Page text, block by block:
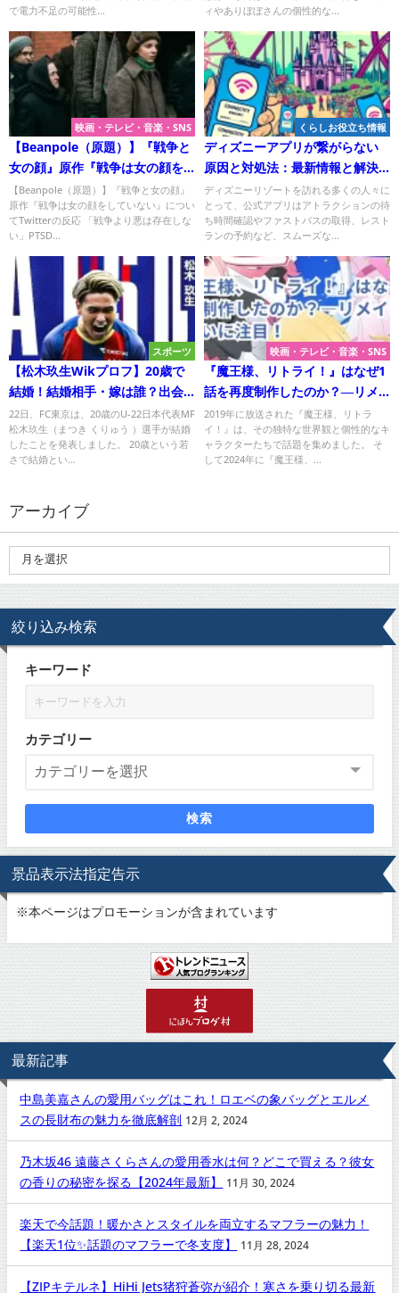
で電力不足の可能性...
ィやありぼぼさんの個性的な...
映画・テレビ・音楽・SNS
【Beanpole（原題）】『戦争と
女の顔』原作『戦争は女の顔を
していない』について
【Beanpole（原題）】『戦争と女の顔』
原作『戦争は女の顔をしていない』につい
てTwitterの反応 「戦争より悪は存在しな
い」PTSD...
くらしお役立ち情報
ディズニーアプリが繋がらない
原因と対処法：最新情報と解決
策を徹底解説
ディズニーリゾートを訪れる多くの人々に
とって、公式アプリはアトラクションの待
ち時間確認やファストパスの取得、レスト
ランの予約など、スムーズな...
スポーツ
【松木玖生Wikプロフ】20歳で
結婚！結婚相手・嫁は誰？出会
いや馴れ初めは？＜FC東京＞
22日、FC東京は、20歳のU-22日本代表MF
松木玖生（まつき くりゅう ）選手が結婚
したことを発表しました。 20歳という若
さで結婚とい...
映画・テレビ・音楽・SNS
『魔王様、リトライ！』はなぜ1
話を再度制作したのか？―リメ
イクと表現の違いに注目！
2019年に放送された『魔王様、リトラ
イ！』は、その独特な世界観と個性的なキ
ャラクターたちで話題を集めました。 そ
して2024年に『魔王様、...
アーカイブ
絞り込み検索
キーワード
カテゴリー
検索
景品表示法指定告示
※本ページはプロモーションが含まれています
最新記事
中島美嘉さんの愛用バッグはこれ！ロエベの象バッグとエルメ
スの長財布の魅力を徹底解剖 12月 2, 2024
乃木坂46 遠藤さくらさんの愛用香水は何？どこで買える？彼女
の香りの秘密を探る【2024年最新】
11月 30, 2024
楽天で今話題！暖かさとスタイルを両立するマフラーの魅力！
【楽天1位✨話題のマフラーで冬支度】
11月 28, 2024
【ZIPキテルネ】HiHi Jets猪狩蒼弥が紹介！寒さを乗り切る最新